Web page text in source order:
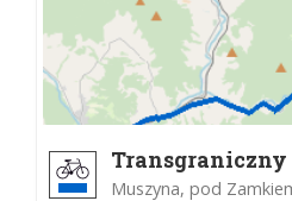
Muszyna, pod